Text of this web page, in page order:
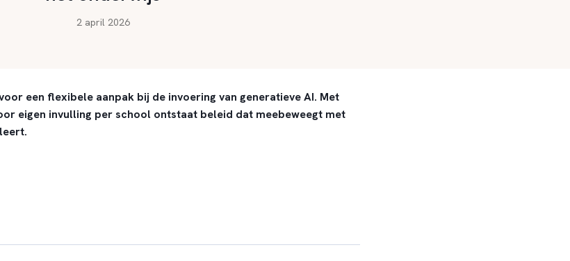
2 april 2026
een flexibele aanpak bij de invoering van generatieve AI. Met
eigen invulling per school ontstaat beleid dat meebeweegt met